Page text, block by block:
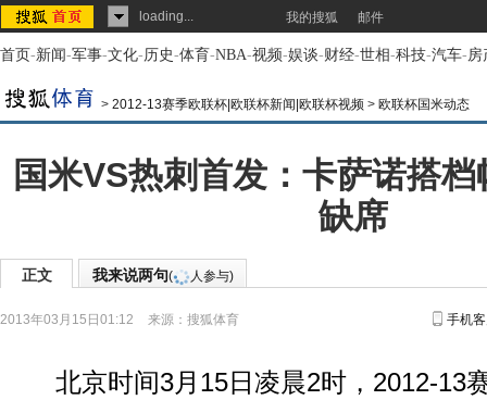
loading... 我的搜狐 邮件
首页-新闻-军事-文化-历史-体育-NBA-视频-娱谈-财经-世相-科技-汽车-房
> 2012-13赛季欧联杯|欧联杯新闻|欧联杯视频 > 欧联杯国米动态
国米VS热刺首发：卡萨诺搭
缺席
正文 我来说两句( 人参与)
2013年03月15日01:12 来源： 搜狐体育 手机
北京时间3月15日凌晨2时，2012-13